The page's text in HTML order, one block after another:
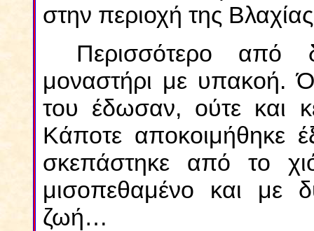
στην περιοχή της
Περισσότερο από
μοναστήρι με υπακοή.
του έδωσαν, ούτε και
Κάποτε αποκοιμήθηκε
σκεπάστηκε από το
μισοπεθαμένο και με
ζωή…